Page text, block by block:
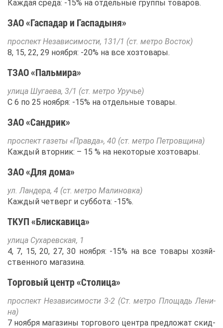
Каж­дая сре­да: -15% на от­дель­ные груп­пы то­ва­ров.
ЗАО «Гас­па­дар и Гас­пады­ня»
про­спект Неза­ви­си­мо­сти, 131/1 (ст. мет­ро Во­сток)
8, 15, 22, 29 но­яб­ря: -20% на все хозто­ва­ры.
ТЗАО «Паль­ми­ра»
ули­ца Шу­га­е­ва, 3/1 (ст. мет­ро Уру­чье)
С 6 по 25 но­яб­ря: -15% на от­дель­ные то­ва­ры.
ЗАО «Сан­д­рик»
про­спект га­зе­ты «Прав­да», 40 (ст. мет­ро Пет­ров­щи­на)
Каж­дый втор­ник: – 15 % на неко­то­рые хозто­ва­ры.
ЗАО «Для до­ма»
ул. Лан­де­ра, 4 (ст. мет­ро Ма­ли­нов­ка)
Каж­дый чет­верг и суб­бо­та: -15%.
ТКУП «Блис­ка­ви­ца»
ули­ца Су­ха­рев­ская, 1
4, 7, 15, 20, 27, 30 но­яб­ря: -15% на все то­ва­ры хо­зяй­
ствен­но­го ма­га­зи­на.
Тор­го­вый центр «Сто­ли­ца»
про­спект Неза­ви­си­мо­сти 3-2 (Ст. мет­ро Пло­щадь Ле­ни­
на)
7 но­яб­ря ма­га­зи­ны тор­го­во­го цен­тра пред­ло­жат скид­